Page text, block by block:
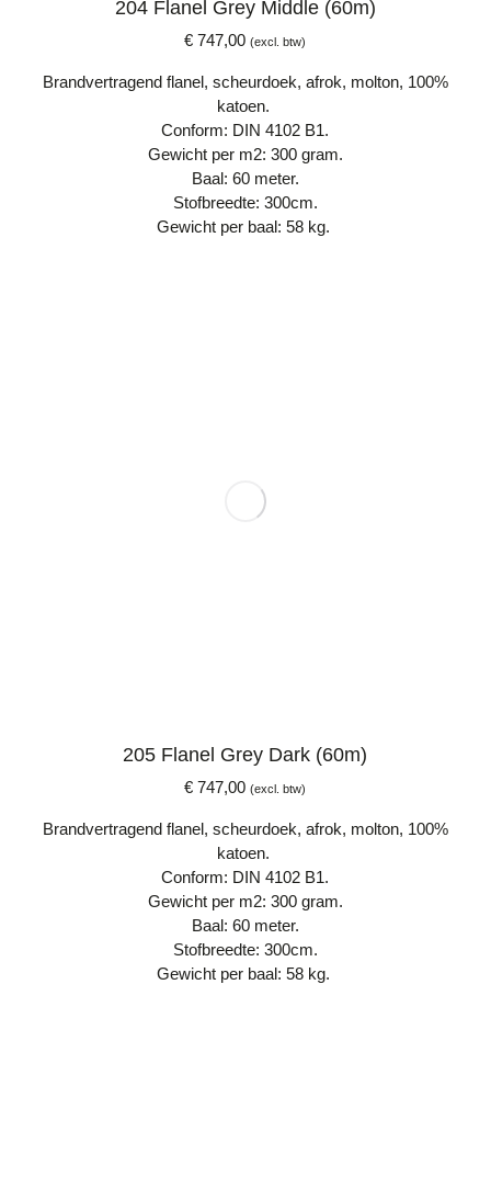
204 Flanel Grey Middle (60m)
€ 747,00 (excl. btw)
Brandvertragend flanel, scheurdoek, afrok, molton, 100%
katoen.
Conform: DIN 4102 B1.
Gewicht per m2: 300 gram.
Baal: 60 meter.
Stofbreedte: 300cm.
Gewicht per baal: 58 kg.
205 Flanel Grey Dark (60m)
€ 747,00 (excl. btw)
Brandvertragend flanel, scheurdoek, afrok, molton, 100%
katoen.
Conform: DIN 4102 B1.
Gewicht per m2: 300 gram.
Baal: 60 meter.
Stofbreedte: 300cm.
Gewicht per baal: 58 kg.